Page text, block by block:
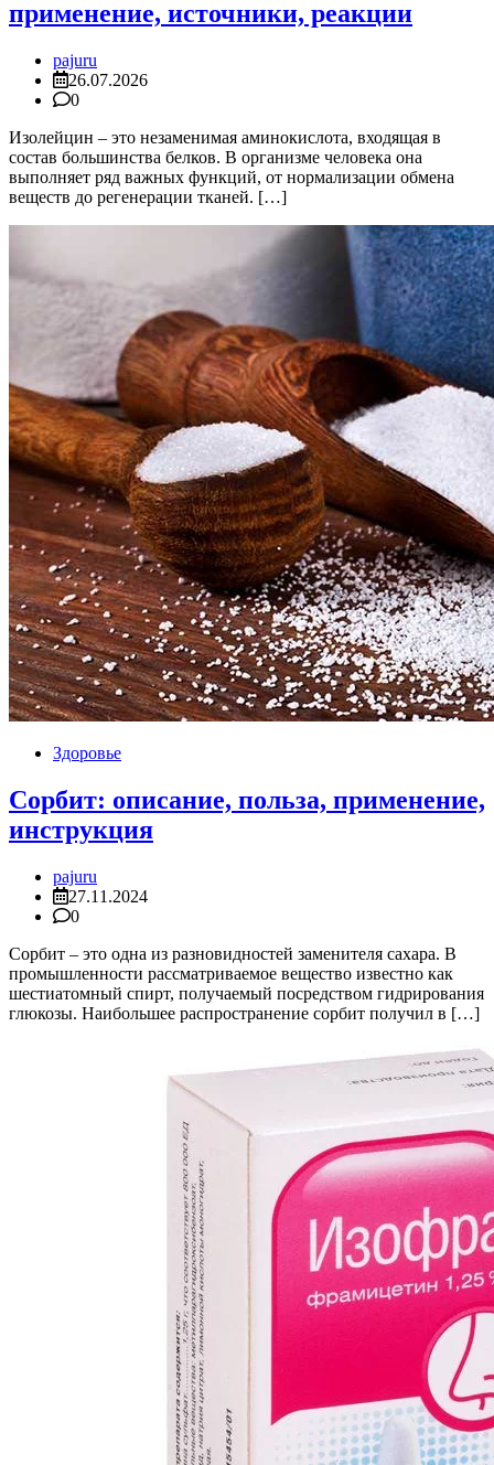
применение, источники, реакции
pajuru
26.07.2026
0
Изолейцин – это незаменимая аминокислота, входящая в
состав большинства белков. В организме человека она
выполняет ряд важных функций, от нормализации обмена
веществ до регенерации тканей. […]
Здоровье
Сорбит: описание, польза, применение,
инструкция
pajuru
27.11.2024
0
Сорбит – это одна из разновидностей заменителя сахара. В
промышленности рассматриваемое вещество известно как
шестиатомный спирт, получаемый посредством гидрирования
глюкозы. Наибольшее распространение сорбит получил в […]